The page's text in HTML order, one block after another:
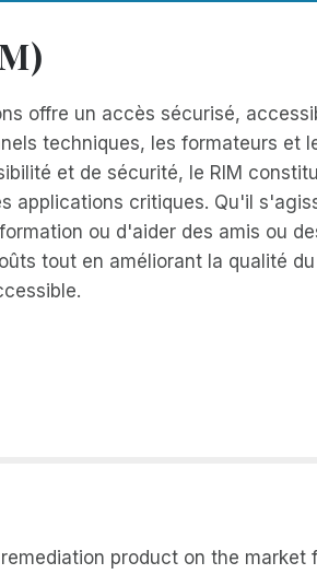
offre un accès sécurisé,
techniques, les formateurs et
et de sécurité, le RIM
applications critiques. Qu'il
ou d'aider des amis ou
tout en améliorant la qualité
product on the market